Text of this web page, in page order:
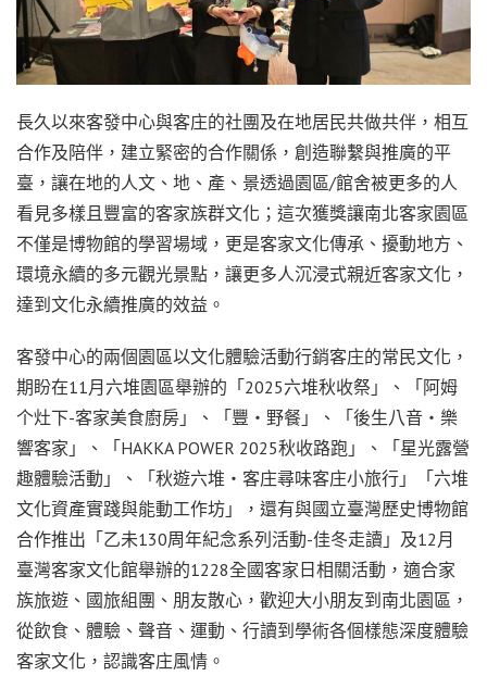
長久以來客發中心與客庄的社團及在地居民共做共伴，相互
合作及陪伴，建立緊密的合作關係，創造聯繫與推廣的平
臺，讓在地的人文、地、產、景透過園區/館舍被更多的人
看見多樣且豐富的客家族群文化；這次獲獎讓南北客家園區
不僅是博物館的學習場域，更是客家文化傳承、擾動地方、
環境永續的多元觀光景點，讓更多人沉浸式親近客家文化，
達到文化永續推廣的效益。
客發中心的兩個園區以文化體驗活動行銷客庄的常民文化，
期盼在11月六堆園區舉辦的「2025六堆秋收祭」、「阿姆
个灶下-客家美食廚房」、「豐‧野餐」、「後生八音‧樂
響客家」、「HAKKA POWER 2025秋收路跑」、「星光露營
趣體驗活動」、「秋遊六堆・客庄尋味客庄小旅行」「六堆
文化資產實踐與能動工作坊」，還有與國立臺灣歷史博物館
合作推出「乙未130周年紀念系列活動-佳冬走讀」及12月
臺灣客家文化館舉辦的1228全國客家日相關活動，適合家
族旅遊、國旅組團、朋友散心，歡迎大小朋友到南北園區，
從飲食、體驗、聲音、運動、行讀到學術各個樣態深度體驗
客家文化，認識客庄風情。